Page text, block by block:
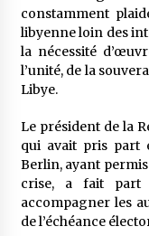
constamment
libyenne loin des
la nécessité
l’unité, de la
Libye.
Le président de la
qui avait pris part
Berlin, ayant
crise, a fait part
accompagner les
de l’échéance